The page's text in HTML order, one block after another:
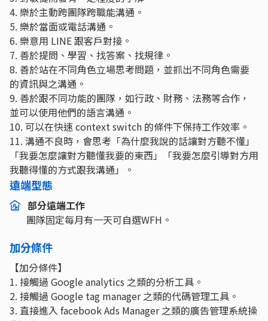
4. 樂於主動跨團隊跨職能溝通。
5. 樂於當面或電話溝通。
6. 樂意用 LINE 跟客戶對接。
7. 善於提問、學習、找答案、找規律。
8. 善於站在不同角色立場思考問題，並抓出不同角色需要
的資訊與之溝通。
9. 善於跟不同功能的團隊，如行政、財務、法務等合作，
並可以使用他們的語言溝通。
10. 可以在快速 context switch 的條件下保持工作效率。
11. 溝通不良時，會思考「為什麼我說的話讓對方聽不懂」
「我要怎麼讓對方聽懂我要的東西」「我要怎麼引導對方用
我聽得懂的方式跟我溝通」。
遠端型態
部分遠端工作
團隊固定每月有一天可自選WFH。
加分條件
【加分條件】
1. 接觸過 Google analytics 之類的分析工具。
2. 接觸過 Google tag manager 之類的代碼管理工具。
3. 直接進入 facebook Ads Manager 之類的廣告管理系統操